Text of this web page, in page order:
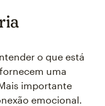
o que está
uma
importante
emocional.